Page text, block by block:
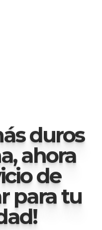
duros
ahora
de
para tu